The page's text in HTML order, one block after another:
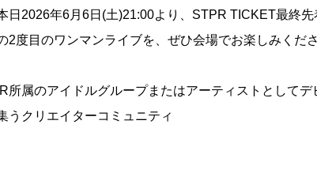
日2026年6月6日(土)21:00より、STPR TICKET最終
2度目のワンマンライブを、ぜひ会場でお楽しみくださ
所属のアイドルグループまたはアーティストとしてデ
うクリエイターコミュニティ